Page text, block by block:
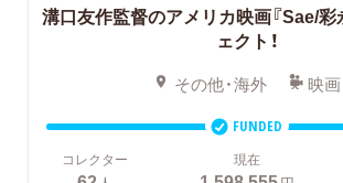
溝口友作監督のアメリカ映画『Sae/彩
ェクト！
その他・海外 映画
FUNDED
コレクター
現在